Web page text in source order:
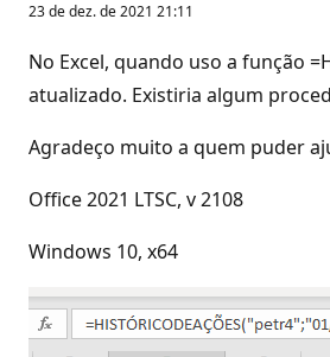
23 de dez. de 2021 21:11
No Excel, quando uso a função
atualizado. Existiria algum
Agradeço muito a quem puder
Office 2021 LTSC, v 2108
Windows 10, x64